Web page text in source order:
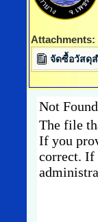
Attachments:
จัดซื้อวัสดุ